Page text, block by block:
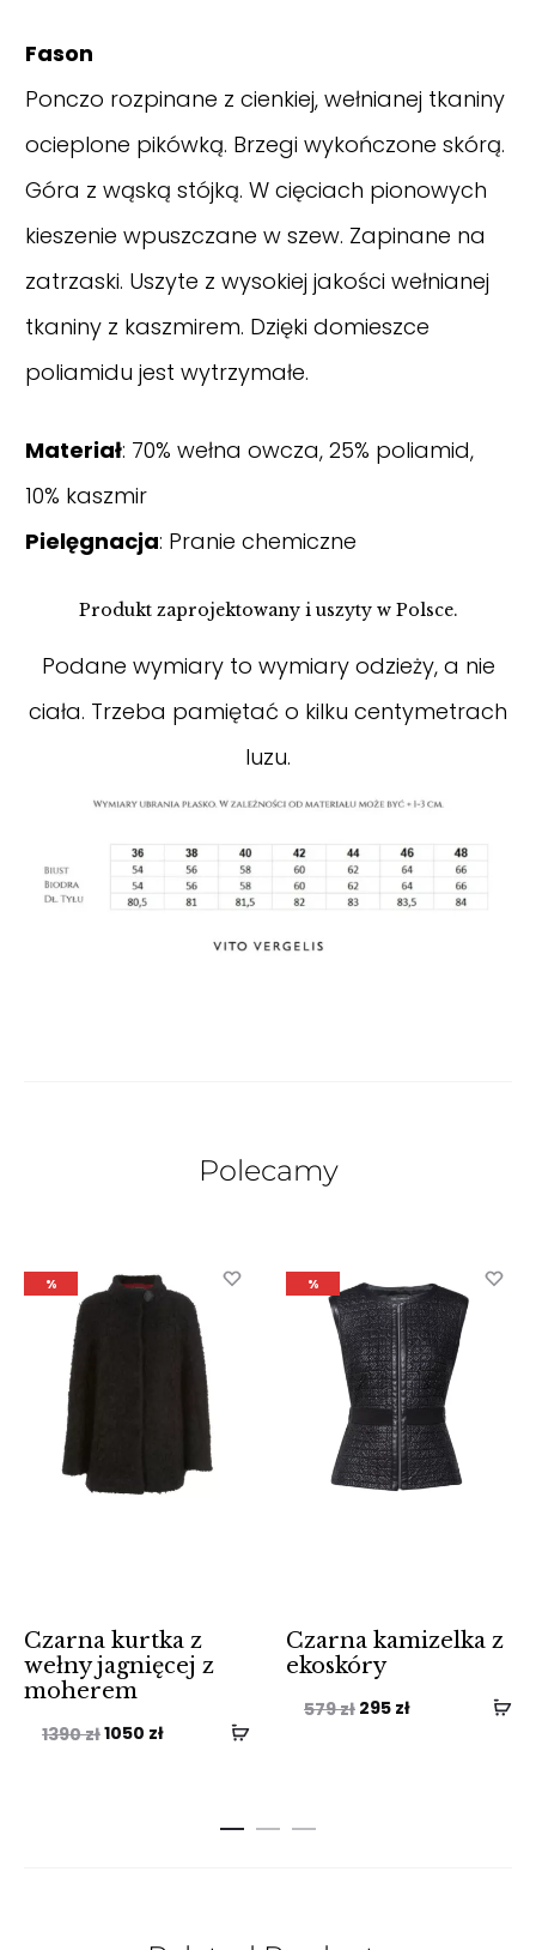
Fason
Ponczo rozpinane z cienkiej, wełnianej tkaniny
ocieplone pikówką. Brzegi wykończone skórą.
Góra z wąską stójką. W cięciach pionowych
kieszenie wpuszczane w szew. Zapinane na
zatrzaski. Uszyte z wysokiej jakości wełnianej
tkaniny z kaszmirem. Dzięki domieszce
poliamidu jest wytrzymałe.
Materiał: 70% wełna owcza, 25% poliamid,
10% kaszmir
Pielęgnacja: Pranie chemiczne
Produkt zaprojektowany i uszyty w Polsce.
Podane wymiary to wymiary odzieży, a nie
ciała. Trzeba pamiętać o kilku centymetrach
luzu.
Polecamy
%
Czarna kurtka z
wełny jagnięcej z
moherem
1390złPierwotna
1050 złAktualna
%
Czarna kamizelka z
ekoskóry
579zł Pierwotna
295 złAktualna